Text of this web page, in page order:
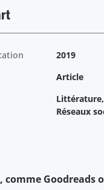
2019
Article
Réseaux
comme Goodreads